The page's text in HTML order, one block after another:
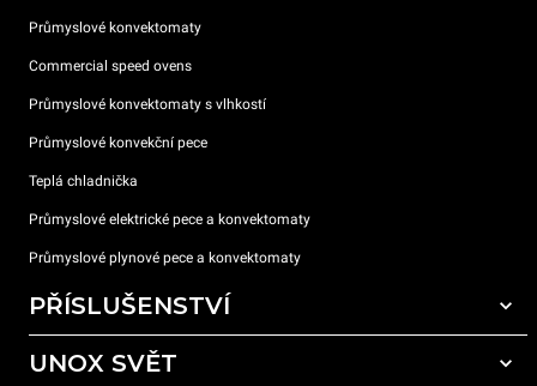
Průmyslové konvektomaty
Commercial speed ovens
Průmyslové konvektomaty s vlhkostí
Průmyslové konvekční pece
Teplá chladnička
Průmyslové elektrické pece a konvektomaty
Průmyslové plynové pece a konvektomaty
PŘÍSLUŠENSTVÍ
Všechna příslušenství
UNOX SVĚT